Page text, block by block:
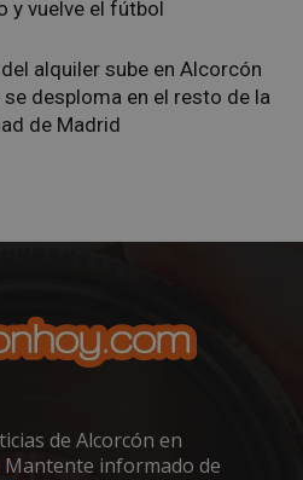
y vuelve el fútbol
alquiler sube en Alcorcón
desploma en el resto de la
de Madrid
de Alcorcón en
Mantente informado de
Spotify Inc.
.twitter.com
58 segundos
CookieScript